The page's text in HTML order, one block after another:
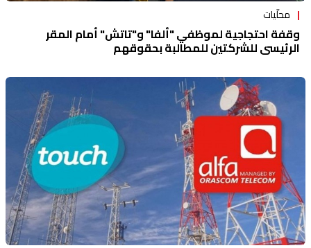
محلّيات
وقفة احتجاجية لموظفي "ألفا" و"تاتش" أمام المقر
الرئيسي للشركتين للمطالبة بحقوقهم